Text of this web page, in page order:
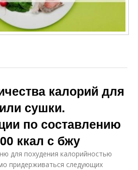
калорий для
сушки.
по составлению
ккал с бжу
для похудения калорийностью
придерживаться следующих